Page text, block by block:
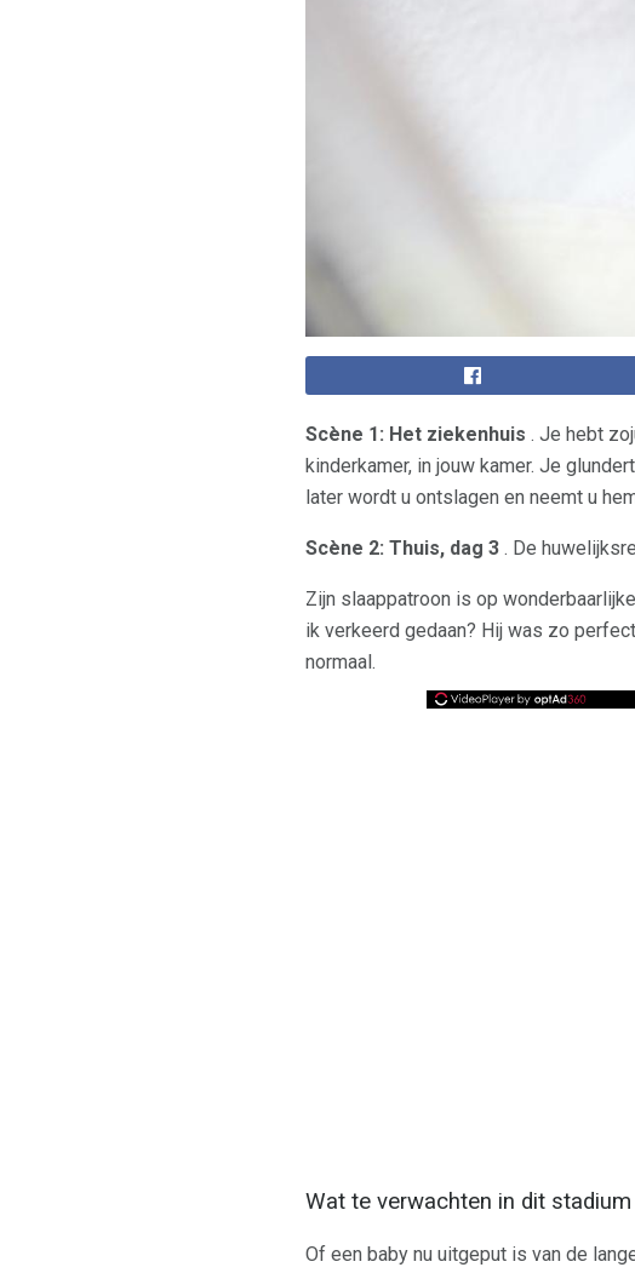
Scène 1: Het ziekenhuis . Je hebt
kinderkamer, in jouw kamer. Je
later wordt u ontslagen en neemt u
Scène 2: Thuis, dag 3 . De
Zijn slaappatroon is op
ik verkeerd gedaan? Hij was zo
normaal.
Wat te verwachten in dit stadium
Of een baby nu uitgeput is van de